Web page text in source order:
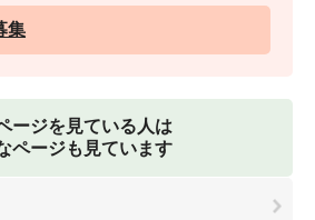
集
ージを見ている人は
ページも見ています